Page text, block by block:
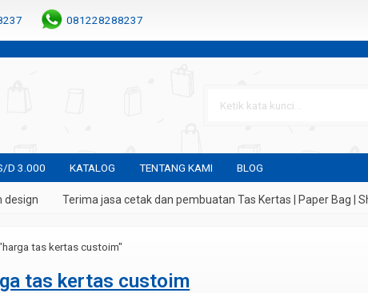
081228288237
D 3.000 KATALOG TENTANG KAMI BLOG
Terima jasa cetak dan pembuatan Tas Kertas | Paper Bag |
tas kertas custoim"
tas kertas custoim